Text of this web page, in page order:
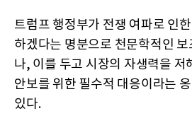
트럼프 행정부가 전쟁 여파로 인
하겠다는 명분으로 천문학적인
나, 이를 두고 시장의 자생력을 저
안보를 위한 필수적 대응이라는
있다.